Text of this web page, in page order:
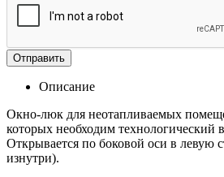
Отправить
Описание
Окно-люк для неотапливаемых
которых необходим технологический
Открывается по боковой оси в левую
изнутри).